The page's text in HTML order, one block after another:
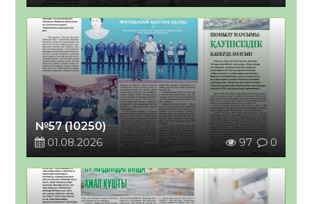
№57 (10250)
01.08.2026
97 0